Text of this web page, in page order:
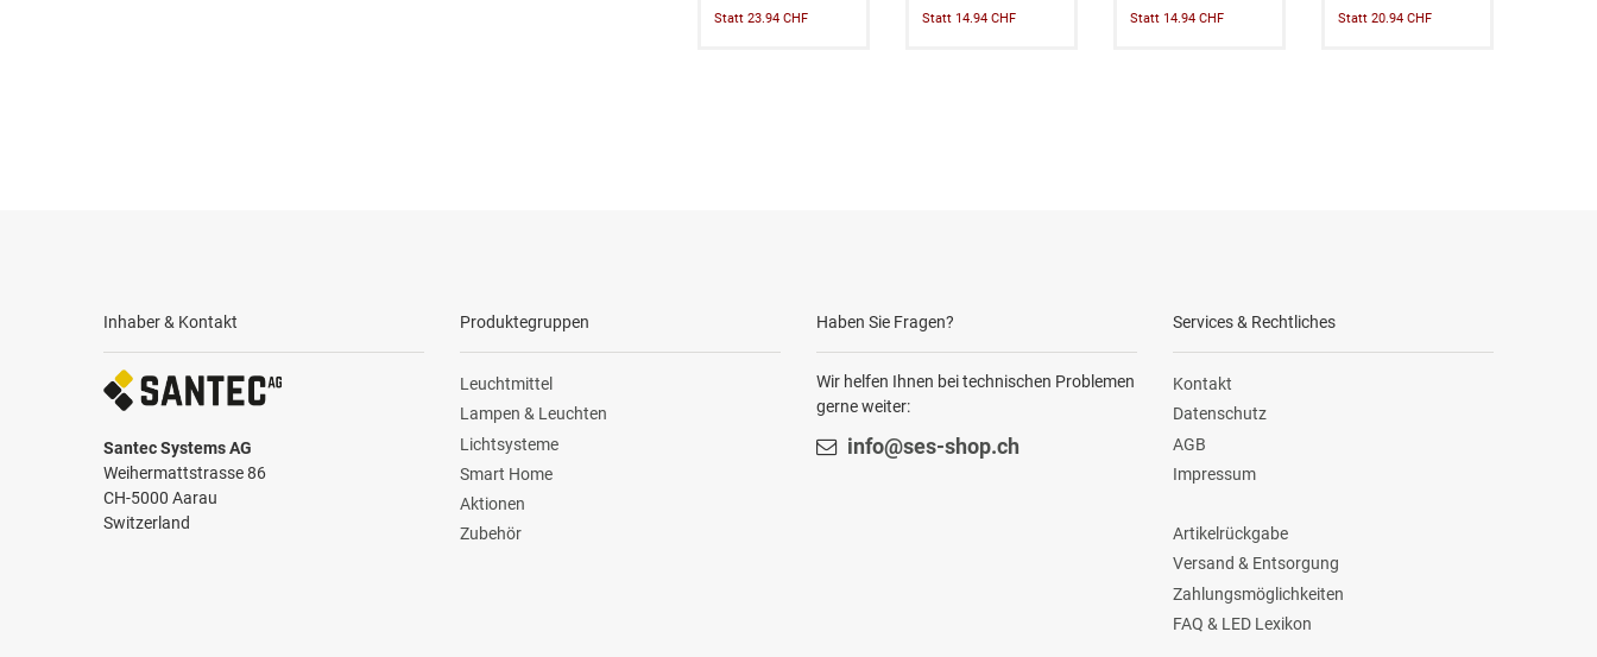
Statt 23.94 CHF Statt 14.94 CHF Statt 14.94 CHF Statt 20.94 CHF
Inhaber & Kontakt
Santec Systems AG
Weihermattstrasse 86
CH-5000 Aarau
Switzerland
Produktegruppen
Leuchtmittel
Lampen & Leuchten
Lichtsysteme
Smart Home
Aktionen
Zubehör
Haben Sie Fragen?
Wir helfen Ihnen bei technischen Problemen
gerne weiter:
info@ses-shop.ch
Services & Rechtliches
Kontakt
Datenschutz
AGB
Impressum
Artikelrückgabe
Versand & Entsorgung
Zahlungsmöglichkeiten
FAQ & LED Lexikon